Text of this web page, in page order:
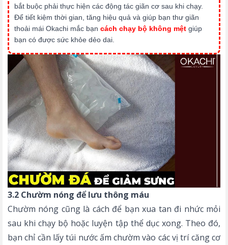
bắt buộc phải thực hiện các động tác giãn cơ sau khi chạy.
Để tiết kiệm thời gian, tăng hiệu quả và giúp bạn thư giãn
thoải mái Okachi mắc bạn cách chạy bộ không mệt giúp
bạn có được sức khỏe dẻo dai.
3.2 Chườm nóng để lưu thông máu
Chườm nóng cũng là cách để bạn xua tan đi nhức mỏi
sau khi chạy bộ hoặc luyện tập thể dục xong. Theo đó,
bạn chỉ cần lấy túi nước ấm chườm vào các vị trí căng cơ